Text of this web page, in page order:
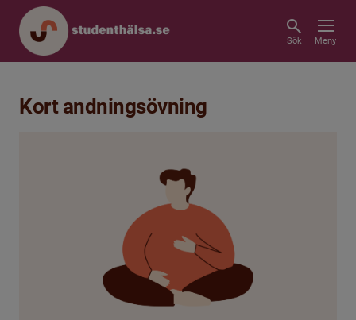
Sök Meny
Kort andningsövning